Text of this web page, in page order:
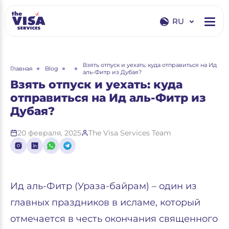
RU
RU
Главная Blog
Взять отпуск и уехать: куда отправиться на Ид
аль-Фитр из Дубая?
Взять отпуск и уехать: куда
отправиться на Ид аль-Фитр из
Дубая?
20 февраля, 2025 The Visa Services Team
Ид аль-Фитр (Ураза-байрам) – один из
главных праздников в исламе, который
отмечается в честь окончания священного